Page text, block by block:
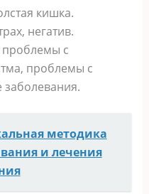
кишка.
негатив.
с
проблемы с
методика
и лечения